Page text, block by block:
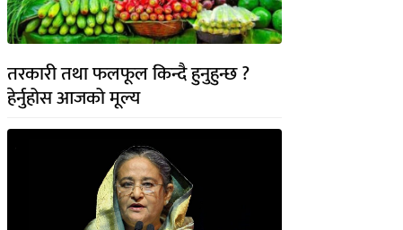
तरकारी तथा फलफूल किन्दै हुनुहुन्छ ?
हेर्नुहोस आजको मूल्य